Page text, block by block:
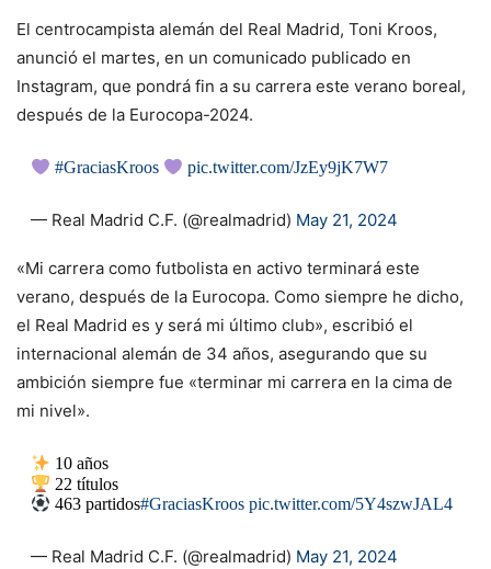
El centrocampista alemán del Real Madrid, Toni Kroos,
anunció el martes, en un comunicado publicado en
Instagram, que pondrá fin a su carrera este verano boreal,
después de la Eurocopa-2024.
#GraciasKroos pic.twitter.com/JzEy9jK7W7
— Real Madrid C.F. (@realmadrid) May 21, 2024
«Mi carrera como futbolista en activo terminará este
verano, después de la Eurocopa. Como siempre he dicho,
el Real Madrid es y será mi último club», escribió el
internacional alemán de 34 años, asegurando que su
ambición siempre fue «terminar mi carrera en la cima de
mi nivel».
10 años
22 títulos
463 partidos#GraciasKroos pic.twitter.com/5Y4szwJAL4
— Real Madrid C.F. (@realmadrid) May 21, 2024